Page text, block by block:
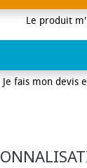
Le produit
Je fais mon devis